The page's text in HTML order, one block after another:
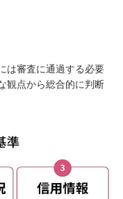
は審査に通過する必要
観点から総合的に判断